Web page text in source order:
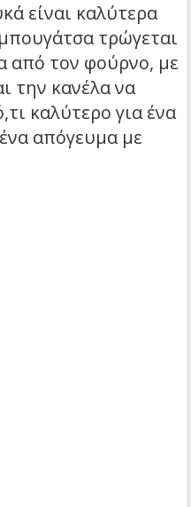
είναι καλύτερα
τρώγεται
από τον φούρνο, με
την κανέλα να
καλύτερο για ένα
απόγευμα με